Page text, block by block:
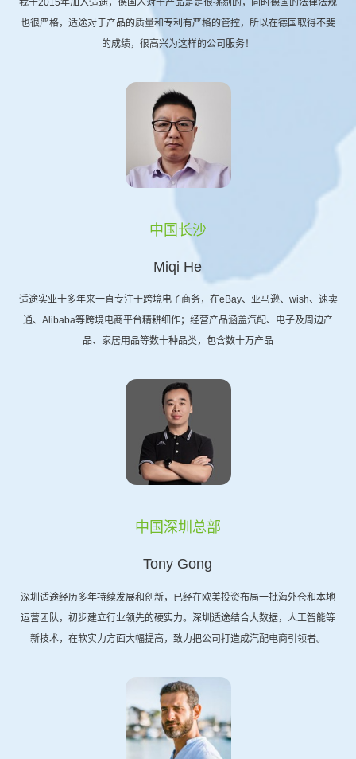
我于2015年加入适途，德国人对于产品是是很挑剔的，同时德国的法律法规
也很严格，适途对于产品的质量和专利有严格的管控，所以在德国取得不斐
的成绩，很高兴为这样的公司服务！
中国长沙
Miqi He
适途实业十多年来一直专注于跨境电子商务，在eBay、亚马逊、wish、速卖
通、Alibaba等跨境电商平台精耕细作；经营产品涵盖汽配、电子及周边产
品、家居用品等数十种品类，包含数十万产品
中国深圳总部
Tony Gong
深圳适途经历多年持续发展和创新，已经在欧美投资布局一批海外仓和本地
运营团队，初步建立行业领先的硬实力。深圳适途结合大数据，人工智能等
新技术，在软实力方面大幅提高，致力把公司打造成汽配电商引领者。